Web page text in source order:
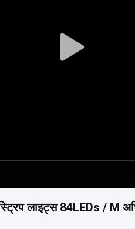
Play
लाइट्स 84LEDs / M